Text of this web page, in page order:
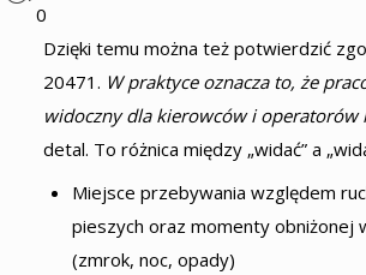
0
Dzięki temu można też potwierdzić
20471. W praktyce oznacza to, że
widoczny dla kierowców i operatorów
detal. To różnica między „widać” a
Miejsce przebywania względem
pieszych oraz momenty obniżonej
(zmrok, noc, opady)